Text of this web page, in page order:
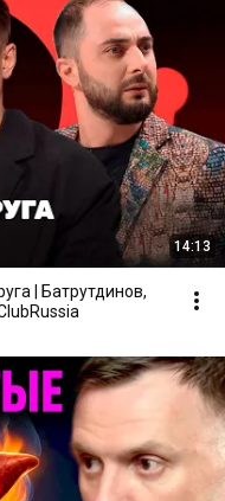
14:13
| Батрутдинов,